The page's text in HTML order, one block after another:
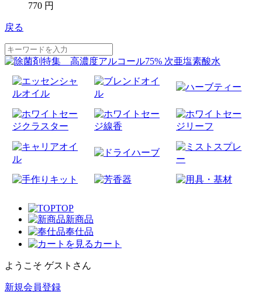
770 円
戻る
TOP
新商品
奉仕品
カート
ようこそ ゲストさん
新規会員登録